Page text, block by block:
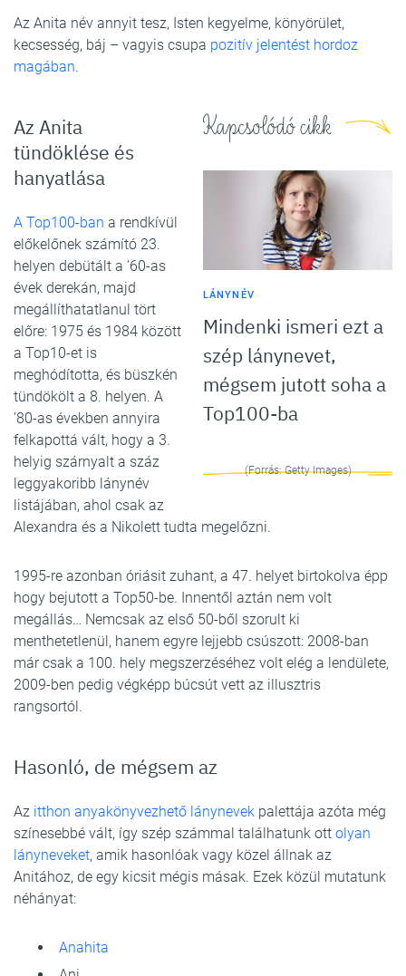
Az Anita név annyit tesz, Isten kegyelme, könyörület,
kecsesség, báj – vagyis csupa pozitív jelentést hordoz
magában.
Kapcsolódó cikk
LÁNYNÉV
Mindenki ismeri ezt a
szép lánynevet,
mégsem jutott soha a
Top100-ba
(Forrás: Getty Images)
Az Anita
tündöklése és
hanyatlása
A Top100-ban a rendkívül
előkelőnek számító 23.
helyen debütált a ’60-as
évek derekán, majd
megállíthatatlanul tört
előre: 1975 és 1984 között
a Top10-et is
meghódította, és büszkén
tündökölt a 8. helyen. A
’80-as években annyira
felkapottá vált, hogy a 3.
helyig szárnyalt a száz
leggyakoribb lánynév
listájában, ahol csak az
Alexandra és a Nikolett tudta megelőzni.
1995-re azonban óriásit zuhant, a 47. helyet birtokolva épp
hogy bejutott a Top50-be. Innentől aztán nem volt
megállás… Nemcsak az első 50-ből szorult ki
menthetetlenül, hanem egyre lejjebb csúszott: 2008-ban
már csak a 100. hely megszerzéséhez volt elég a lendülete,
2009-ben pedig végképp búcsút vett az illusztris
rangsortól.
Hasonló, de mégsem az
Az itthon anyakönyvezhető lánynevek palettája azóta még
színesebbé vált, így szép számmal találhatunk ott olyan
lányneveket, amik hasonlóak vagy közel állnak az
Anitához, de egy kicsit mégis másak. Ezek közül mutatunk
néhányat:
Anahita